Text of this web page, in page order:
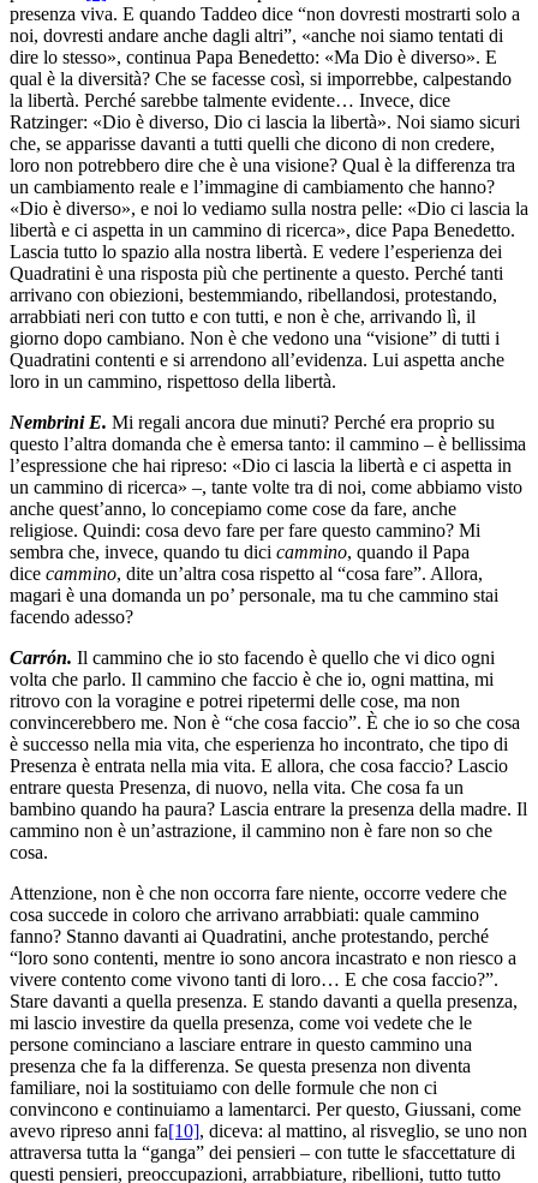
presenza viva. E quando Taddeo dice “non dovresti mostrarti solo a
noi, dovresti andare anche dagli altri”, «anche noi siamo tentati di
dire lo stesso», continua Papa Benedetto: «Ma Dio è diverso». E
qual è la diversità? Che se facesse così, si imporrebbe, calpestando
la libertà. Perché sarebbe talmente evidente… Invece, dice
Ratzinger: «Dio è diverso, Dio ci lascia la libertà». Noi siamo sicuri
che, se apparisse davanti a tutti quelli che dicono di non credere,
loro non potrebbero dire che è una visione? Qual è la differenza tra
un cambiamento reale e l’immagine di cambiamento che hanno?
«Dio è diverso», e noi lo vediamo sulla nostra pelle: «Dio ci lascia la
libertà e ci aspetta in un cammino di ricerca», dice Papa Benedetto.
Lascia tutto lo spazio alla nostra libertà. E vedere l’esperienza dei
Quadratini è una risposta più che pertinente a questo. Perché tanti
arrivano con obiezioni, bestemmiando, ribellandosi, protestando,
arrabbiati neri con tutto e con tutti, e non è che, arrivando lì, il
giorno dopo cambiano. Non è che vedono una “visione” di tutti i
Quadratini contenti e si arrendono all’evidenza. Lui aspetta anche
loro in un cammino, rispettoso della libertà.
Nembrini E. Mi regali ancora due minuti? Perché era proprio su
questo l’altra domanda che è emersa tanto: il cammino – è bellissima
l’espressione che hai ripreso: «Dio ci lascia la libertà e ci aspetta in
un cammino di ricerca» –, tante volte tra di noi, come abbiamo visto
anche quest’anno, lo concepiamo come cose da fare, anche
religiose. Quindi: cosa devo fare per fare questo cammino? Mi
sembra che, invece, quando tu dici cammino, quando il Papa
dice cammino, dite un’altra cosa rispetto al “cosa fare”. Allora,
magari è una domanda un po’ personale, ma tu che cammino stai
facendo adesso?
Carrón. Il cammino che io sto facendo è quello che vi dico ogni
volta che parlo. Il cammino che faccio è che io, ogni mattina, mi
ritrovo con la voragine e potrei ripetermi delle cose, ma non
convincerebbero me. Non è “che cosa faccio”. È che io so che cosa
è successo nella mia vita, che esperienza ho incontrato, che tipo di
Presenza è entrata nella mia vita. E allora, che cosa faccio? Lascio
entrare questa Presenza, di nuovo, nella vita. Che cosa fa un
bambino quando ha paura? Lascia entrare la presenza della madre. Il
cammino non è un’astrazione, il cammino non è fare non so che
cosa.
Attenzione, non è che non occorra fare niente, occorre vedere che
cosa succede in coloro che arrivano arrabbiati: quale cammino
fanno? Stanno davanti ai Quadratini, anche protestando, perché
“loro sono contenti, mentre io sono ancora incastrato e non riesco a
vivere contento come vivono tanti di loro… E che cosa faccio?”.
Stare davanti a quella presenza. E stando davanti a quella presenza,
mi lascio investire da quella presenza, come voi vedete che le
persone cominciano a lasciare entrare in questo cammino una
presenza che fa la differenza. Se questa presenza non diventa
familiare, noi la sostituiamo con delle formule che non ci
convincono e continuiamo a lamentarci. Per questo, Giussani, come
avevo ripreso anni fa[10], diceva: al mattino, al risveglio, se uno non
attraversa tutta la “ganga” dei pensieri – con tutte le sfaccettature di
questi pensieri, preoccupazioni, arrabbiature, ribellioni, tutto tutto